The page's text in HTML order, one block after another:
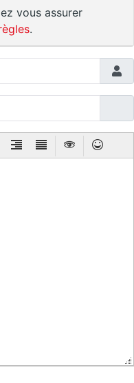
vous assurer
.